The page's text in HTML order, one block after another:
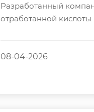
echnology.
Разработанный
отработанной
08-04-2026